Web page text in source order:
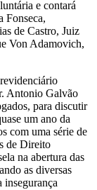
e contará
Fonseca,
de Castro, Juiz
Von Adamovich,
Antonio Galvão
para discutir
um ano da
com uma série de
de Direito
na abertura das
as diversas
insegurança